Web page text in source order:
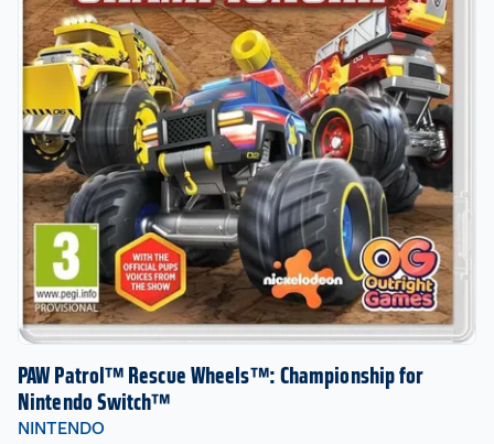
PAW Patrol™ Rescue Wheels™: Championship for
Nintendo Switch™
NINTENDO